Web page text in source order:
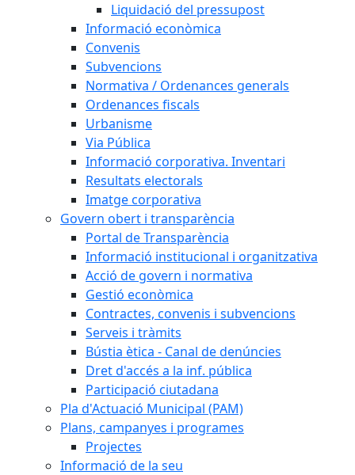
Liquidació del pressupost
Informació econòmica
Convenis
Subvencions
Normativa / Ordenances generals
Ordenances fiscals
Urbanisme
Via Pública
Informació corporativa. Inventari
Resultats electorals
Imatge corporativa
Govern obert i transparència
Portal de Transparència
Informació institucional i organitzativa
Acció de govern i normativa
Gestió econòmica
Contractes, convenis i subvencions
Serveis i tràmits
Bústia ètica - Canal de denúncies
Dret d'accés a la inf. pública
Participació ciutadana
Pla d'Actuació Municipal (PAM)
Plans, campanyes i programes
Projectes
Informació de la seu